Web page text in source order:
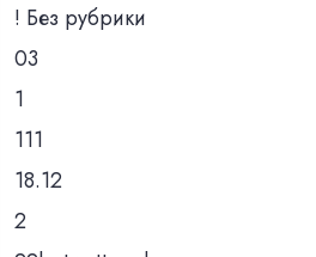
! Без рубрики
03
1
111
18.12
2